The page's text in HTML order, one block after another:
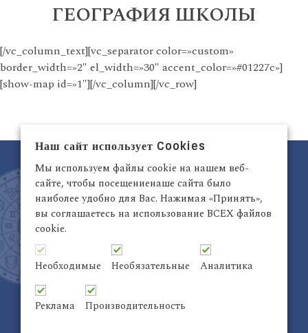
ГЕОГРАФИЯ ШКОЛЫ
[/vc_column_text][vc_separator color=»custom»
border_width=»2″ el_width=»30″ accent_color=»#01227c»]
[show-map id=»1″][/vc_column][/vc_row]
Латвия, Рига,
Электронный адрес:
info@astrodata.lv
Inter@ktiv
Наш сайт использует Cookies
Мы используем файлы cookie на нашем веб-
сайте, чтобы посещениенаше сайта было
наиболее удобно для Вас. Нажимая «Принять»,
вы соглашаетесь на использование ВСЕХ файлов
cookie.
Необходимые Необязательные Аналитика
Реклама Производительность